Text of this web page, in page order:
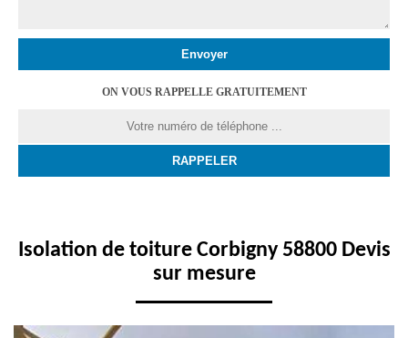
ON VOUS RAPPELLE GRATUITEMENT
Isolation de toiture Corbigny 58800 Devis
sur mesure